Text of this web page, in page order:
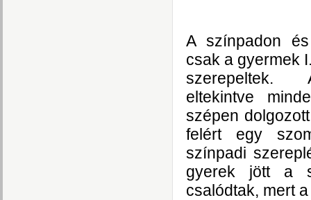
A színpadon
csak a gyermek
szerepeltek.
eltekintve
szépen
felért egy
színpadi
gyerek jött a
csalódtak, mert